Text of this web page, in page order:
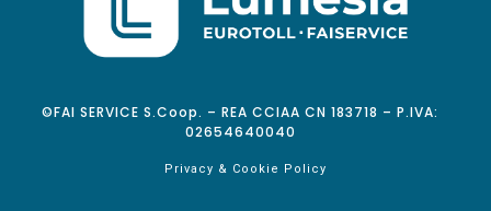
©FAI SERVICE S.Coop. – REA CCIAA CN 183718 – P.IVA:
02654640040
Privacy & Cookie Policy